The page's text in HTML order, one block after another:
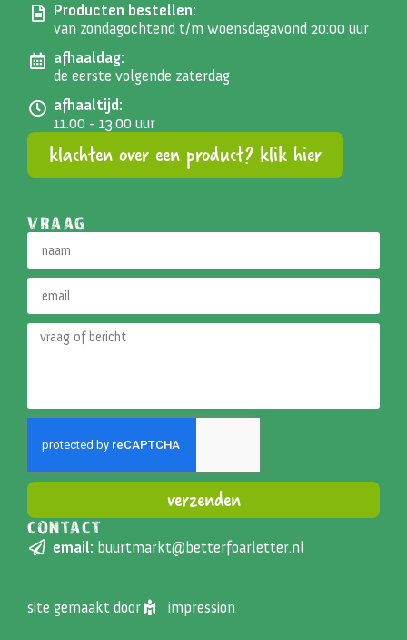
Producten bestellen:
van zondagochtend t/m woensdagavond 20:00 uur
afhaaldag:
de eerste volgende zaterdag
afhaaltijd:
11.00 - 13.00 uur
klachten over een product? klik hier
VRAAG
verzenden
Alternative:
CONTACT
email: buurtmarkt@betterfoarletter.nl
site gemaakt door impression